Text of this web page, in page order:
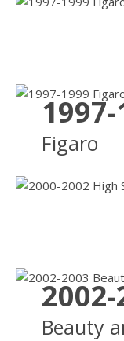
Figaro
Beauty